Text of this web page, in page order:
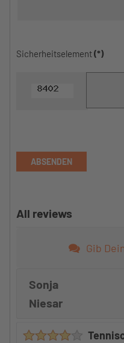
Sicherheitselement(*)
ABSENDEN
All reviews
Gib
Sonja
Niesar